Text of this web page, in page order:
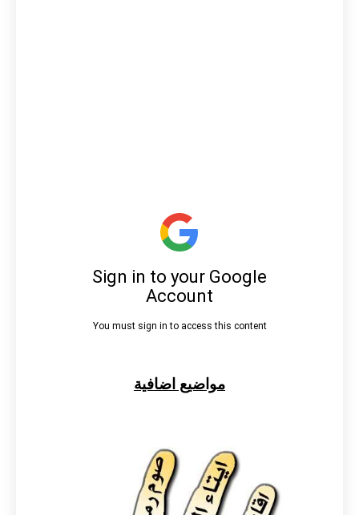
مواضيع اضافية